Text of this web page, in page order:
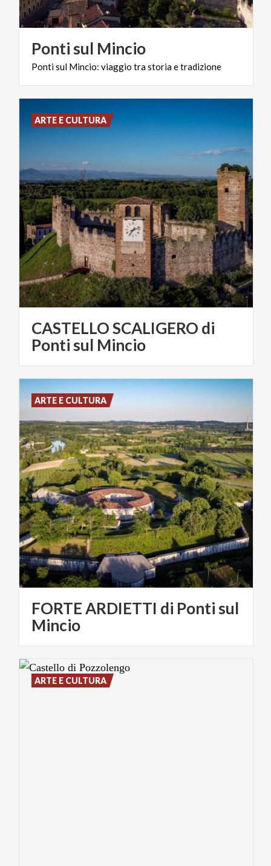
Ponti sul Mincio
Pontisul Mincio: viaggio trastoriaetradizione
CASTELLO SCALIGERO di
Ponti sul Mincio
ARTE E CULTURA
FORTE ARDIETTI di Ponti sul
Mincio
ARTE E CULTURA
ARTE E CULTURA